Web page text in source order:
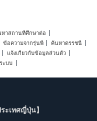
หาสถานที่ศึกษาต่อ
ข้อความจากรุ่นพี่
ค้นหาดรรชนี
แจ้งเกี่ยวกับข้อมูลส่วนตัว
ะบบ
ะเทศญี่ปุ่น】